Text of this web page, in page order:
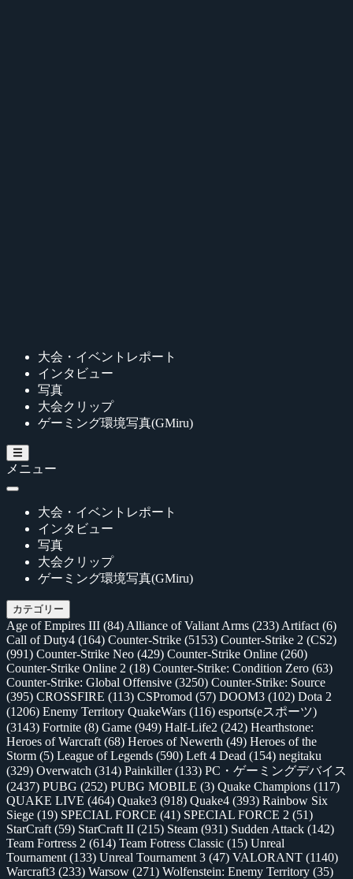
大会・イベントレポート
インタビュー
写真
大会クリップ
ゲーミング環境写真(GMiru)
メニュー
大会・イベントレポート
インタビュー
写真
大会クリップ
ゲーミング環境写真(GMiru)
カテゴリー
Age of Empires III (84) Alliance of Valiant Arms (233) Artifact (6)
Call of Duty4 (164) Counter-Strike (5153) Counter-Strike 2 (CS2)
(991) Counter-Strike Neo (429) Counter-Strike Online (260)
Counter-Strike Online 2 (18) Counter-Strike: Condition Zero (63)
Counter-Strike: Global Offensive (3250) Counter-Strike: Source
(395) CROSSFIRE (113) CSPromod (57) DOOM3 (102) Dota 2
(1206) Enemy Territory QuakeWars (116) esports(eスポーツ)
(3143) Fortnite (8) Game (949) Half-Life2 (242) Hearthstone:
Heroes of Warcraft (68) Heroes of Newerth (49) Heroes of the
Storm (5) League of Legends (590) Left 4 Dead (154) negitaku
(329) Overwatch (314) Painkiller(133) PC・ゲーミングデバイス
(2437) PUBG (252) PUBG MOBILE (3) Quake Champions (117)
QUAKE LIVE (464) Quake3 (918) Quake4 (393) Rainbow Six
Siege (19) SPECIAL FORCE (41) SPECIAL FORCE 2 (51)
StarCraft (59) StarCraft II (215) Steam (931) Sudden Attack (142)
Team Fortress 2 (614) Team Fotress Classic (15) Unreal
Tournament (133) Unreal Tournament 3 (47) VALORANT (1140)
Warcraft3 (233) Warsow (271) Wolfenstein: Enemy Territory (35)